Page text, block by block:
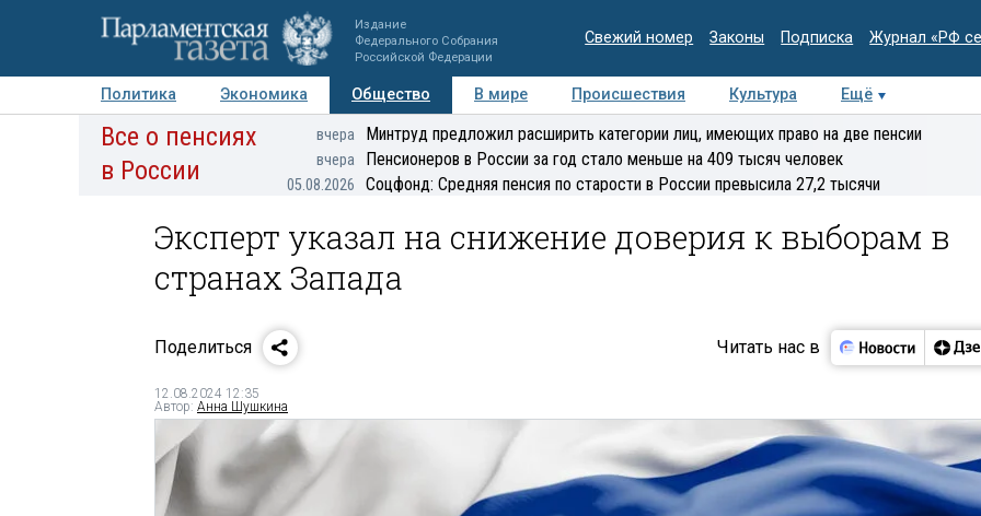
Издание
Федерального Собрания
Российской Федерации
Свежий номер Законы Подписка Журнал «РФ
Политика Экономика Общество В мире Происшествия Культура
Ещё
Авторы Персоны Мнения Регионы Медиацентр Интервью Колумнисты
Все о пенсиях
в России
вчера Минтруд предложил расширить категории лиц, имеющих право на две пенсии
вчера Пенсионеров в России за год стало меньше на 409 тысяч человек
05.08.2026 Соцфонд: Средняя пенсия по старости в России превысила 27,2 тысячи
Эксперт указал на снижение доверия к выборам в
странах Запада
Поделиться Читать нас в
12.08.2024 12:35
Автор: Анна Шушкина